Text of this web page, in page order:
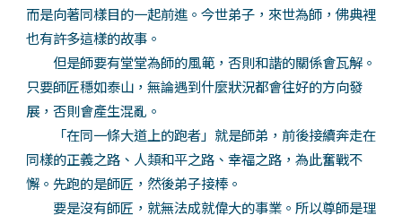
而是向著同樣目的一起前進。今世弟子，來世為師，佛典裡
也有許多這樣的故事。
但是師要有堂堂為師的風範，否則和諧的關係會瓦解。
只要師匠穩如泰山，無論遇到什麼狀況都會往好的方向發
展，否則會產生混亂。
「在同一條大道上的跑者」就是師弟，前後接續奔走在
同樣的正義之路、人類和平之路、幸福之路，為此奮戰不
懈。先跑的是師匠，然後弟子接棒。
要是沒有師匠，就無法成就偉大的事業。所以尊師是理